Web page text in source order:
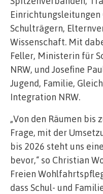
Schulträgern,
Wissenschaft. Mit
Feller, Ministerin für
NRW, und Josefine
Jugend, Familie,
Integration NRW.
„Von den Räumen bis
Frage, mit der
bis 2026 steht uns
bevor,“ so Christian
Freien
dass Schul- und